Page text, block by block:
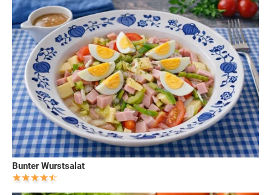
Bunter Wurstsalat